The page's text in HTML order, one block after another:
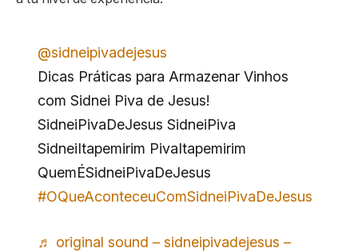
@sidneipivadejesus
Dicas Práticas para Armazenar Vinhos
com Sidnei Piva de Jesus!
SidneiPivaDeJesus SidneiPiva
SidneiItapemirim PivaItapemirim
QuemÉSidneiPivaDeJesus
#OQueAconteceuComSidneiPivaDeJesus
♬ original sound – sidneipivadejesus –